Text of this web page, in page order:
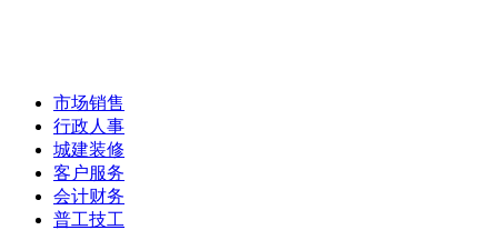
市场销售
行政人事
城建装修
客户服务
会计财务
普工技工